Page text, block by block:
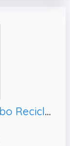
RED FACTOR Premium Cubo Reciclaje de Cocina Inodoro de Acero Inoxidable - Cubo Basura Reciclaje - Incluye Filtros de Carbón Activo de Repuesto (Cobre Mate, 5 litros)